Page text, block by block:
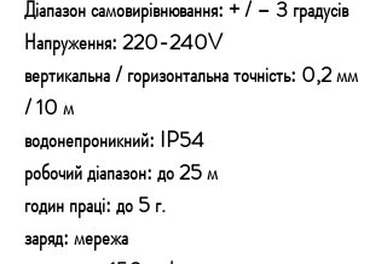
Діапазон самовирівнювання: + / – 3 градусів
Напруження: 220-240V
вертикальна / горизонтальна точність: 0,2 мм
/ 10 м
водонепроникний: IP54
робочий діапазон: до 25 м
годин праці: до 5 г.
заряд: мережа